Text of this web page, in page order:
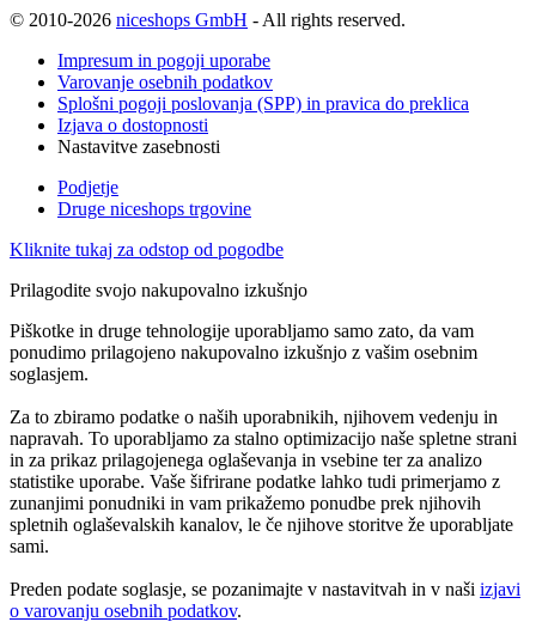
© 2010-2026 niceshops GmbH - All rights reserved.
Impresum in pogoji uporabe
Varovanje osebnih podatkov
Splošni pogoji poslovanja (SPP) in pravica do preklica
Izjava o dostopnosti
Nastavitve zasebnosti
Podjetje
Druge niceshops trgovine
Kliknite tukaj za odstop od pogodbe
Prilagodite svojo nakupovalno izkušnjo
Piškotke in druge tehnologije uporabljamo samo zato, da vam
ponudimo prilagojeno nakupovalno izkušnjo z vašim osebnim
soglasjem.
Za to zbiramo podatke o naših uporabnikih, njihovem vedenju in
napravah. To uporabljamo za stalno optimizacijo naše spletne strani
in za prikaz prilagojenega oglaševanja in vsebine ter za analizo
statistike uporabe. Vaše šifrirane podatke lahko tudi primerjamo z
zunanjimi ponudniki in vam prikažemo ponudbe prek njihovih
spletnih oglaševalskih kanalov, le če njihove storitve že uporabljate
sami.
Preden podate soglasje, se pozanimajte v nastavitvah in v naši izjavi
o varovanju osebnih podatkov.